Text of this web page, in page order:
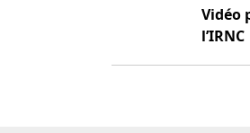
Vidéo
l’IRNC